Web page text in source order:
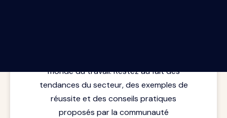
monde du travail. Restez au fait des
tendances du secteur, des exemples de
réussite et des conseils pratiques
proposés par la communauté